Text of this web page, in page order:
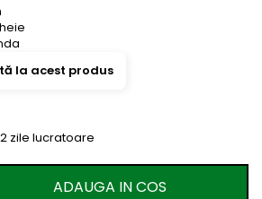
la acest produs
zile lucratoare
ADAUGA IN COS